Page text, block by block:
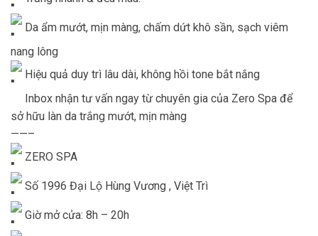
Da ẩm mướt, mịn màng, chấm dứt khô sần, sạch viêm
nang lông
Hiệu quả duy trì lâu dài, không hồi tone bắt nắng
Inbox nhận tư vấn ngay từ chuyên gia của Zero Spa để
sở hữu làn da trắng mướt, mịn màng
——–
ZERO SPA
Số 1996 Đại Lộ Hùng Vương , Việt Trì
Giờ mở cửa: 8h – 20h